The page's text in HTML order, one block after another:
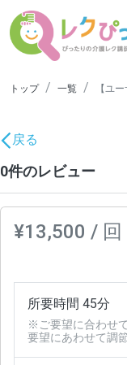
トップ 一覧 【ユ
戻る
0件のレビュー
¥13,500 / 回
所要時間 45分
※ご要望に合わせ
要望にあわせて調